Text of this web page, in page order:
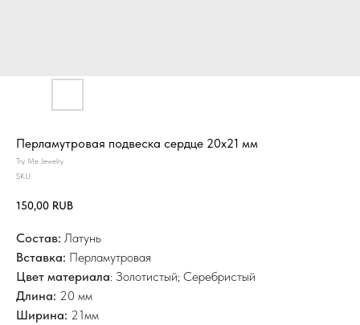
Перламутровая подвеска сердце 20х21 мм
Try Me Jewelry
SKU:
150,00 RUB
Состав: Латунь
Вставка: Перламутровая
Цвет материала: Золотистый; Серебристый
Длина: 20 мм
Ширина: 21мм